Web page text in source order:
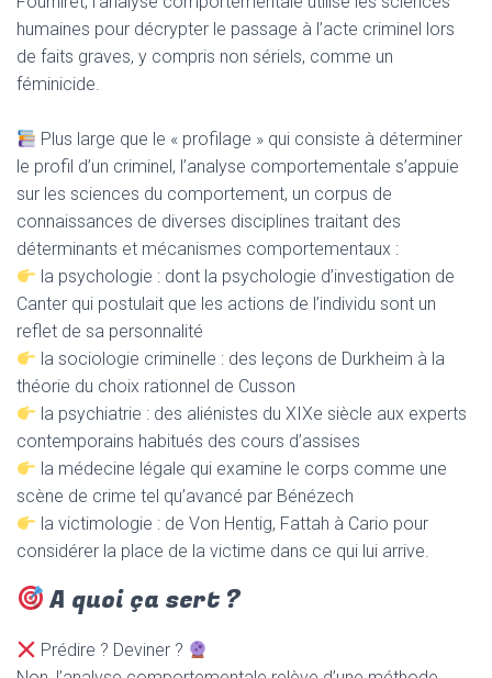
humaines pour décrypter le passage à l’acte criminel lors
de faits graves, y compris non sériels, comme un
féminicide.
Plus large que le « profilage » qui consiste à déterminer
le profil d’un criminel, l’analyse comportementale s’appuie
sur les sciences du comportement, un corpus de
connaissances de diverses disciplines traitant des
déterminants et mécanismes comportementaux :
la psychologie : dont la psychologie d’investigation de
Canter qui postulait que les actions de l’individu sont un
reflet de sa personnalité
la sociologie criminelle : des leçons de Durkheim à la
théorie du choix rationnel de Cusson
la psychiatrie : des aliénistes du XIXe siècle aux experts
contemporains habitués des cours d’assises
la médecine légale qui examine le corps comme une
scène de crime tel qu’avancé par Bénézech
la victimologie : de Von Hentig, Fattah à Cario pour
considérer la place de la victime dans ce qui lui arrive.
A quoi ça sert ?
Prédire ? Deviner ?